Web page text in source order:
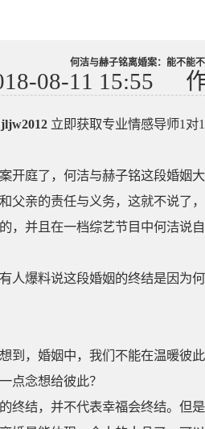
何洁与赫子铭离婚案：能不能
08-11 15:55
jljw2012 立即获取专业情感导师1对
开庭了，何洁与赫子铭这段婚姻
父亲的责任与义务，这就不说了
，并且在一档综艺节目中何洁说
人爆料说这段婚姻的终结是因为
到，婚姻中，我们不能在温暖彼
点念想给彼此？
终结，并不代表幸福会终结。但